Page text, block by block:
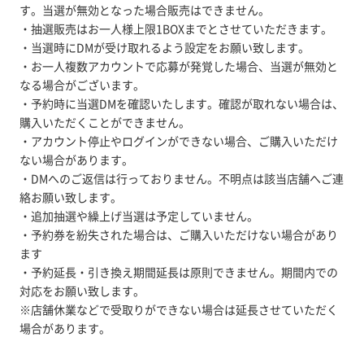
す。当選が無効となった場合販売はできません。
・抽選販売はお一人様上限1BOXまでとさせていただきます。
・当選時にDMが受け取れるよう設定をお願い致します。
・お一人複数アカウントで応募が発覚した場合、当選が無効と
なる場合がございます。
・予約時に当選DMを確認いたします。確認が取れない場合は、
購入いただくことができません。
・アカウント停止やログインができない場合、ご購入いただけ
ない場合があります。
・DMへのご返信は行っておりません。不明点は該当店舗へご連
絡お願い致します。
・追加抽選や繰上げ当選は予定していません。
・予約券を紛失された場合は、ご購入いただけない場合があり
ます
・予約延長・引き換え期間延長は原則できません。期間内での
対応をお願い致します。
※店舗休業などで受取りができない場合は延長させていただく
場合があります。